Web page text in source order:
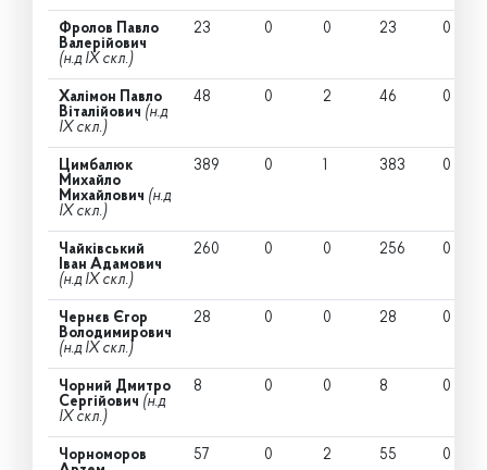
Фролов Павло
Валерійович
(н.д IX скл.)
23 0 0 23 0
Халімон Павло
Віталійович (н.д
IX скл.)
48 0 2 46 0
Цимбалюк
Михайло
Михайлович (н.д
IX скл.)
389 0 1 383 0
Чайківський
Іван Адамович
(н.д IX скл.)
260 0 0 256 0
Чернєв Єгор
Володимирович
(н.д IX скл.)
28 0 0 28 0
Чорний Дмитро
Сергійович (н.д
IX скл.)
8 0 0 8 0
Чорноморов
57 0 2 55 0